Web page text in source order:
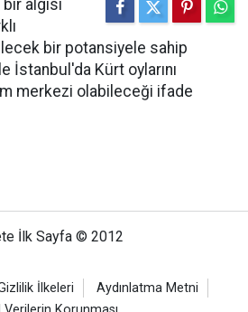
algısı
bir potansiyele sahip
İstanbul'da Kürt oylarını
merkezi olabileceği ifade
İlk Sayfa © 2012
İlkeleri
Aydınlatma Metni